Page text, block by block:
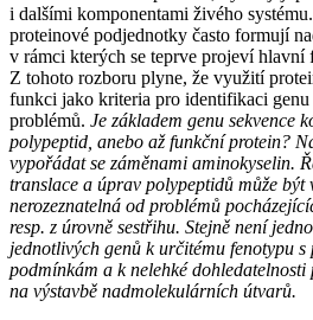
i dalšími komponentami živého
proteinové podjednotky často formují
v rámci kterých se teprve projeví hlavní
Z tohoto rozboru plyne, že využití
funkci jako kriteria pro identifikaci genu
problémů. Je základem genu sekvence
polypeptid, anebo až funkční protein?
vypořádat se záměnami aminokyselin.
translace a úprav polypeptidů může být
nerozeznatelná od problémů
resp. z úrovně sestřihu. Stejně není
jednotlivých genů k určitému fenotypu
podmínkám a k nelehké
na výstavbě nadmolekulárních útvarů.